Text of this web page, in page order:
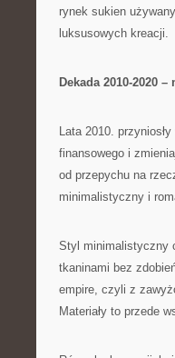
rynek sukien
luksusowych kreacji.
Dekada 2010-2020
Lata 2010.
finansowego i
od przepychu na
minimalistyczny i
Styl minimalistyczny
tkaninami bez
empire, czyli z
Materiały to przede